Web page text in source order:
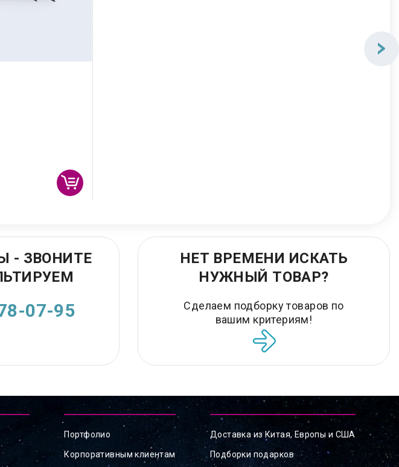
- ЗВОНИТЕ
07-95
НЕТ ВРЕМЕНИ ИСКАТЬ
НУЖНЫЙ ТОВАР?
Сделаем подборку товаров по
вашим критериям!
Портфолио
Корпоративным клиентам
Доставка из Китая, Европы и США
Подборки подарков